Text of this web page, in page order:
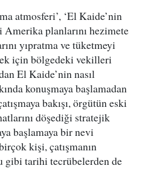
atmosferi’, ‘El Kaide’nin
planlarını hezimete
yıpratma ve tüketmeyi
için bölgedeki vekilleri
El Kaide’nin nasıl
konuşmaya başlamadan
bakışı, örgütün eski
döşediği stratejik
başlamaya bir nevi
kişi, çatışmanın
gibi tarihi tecrübelerden de